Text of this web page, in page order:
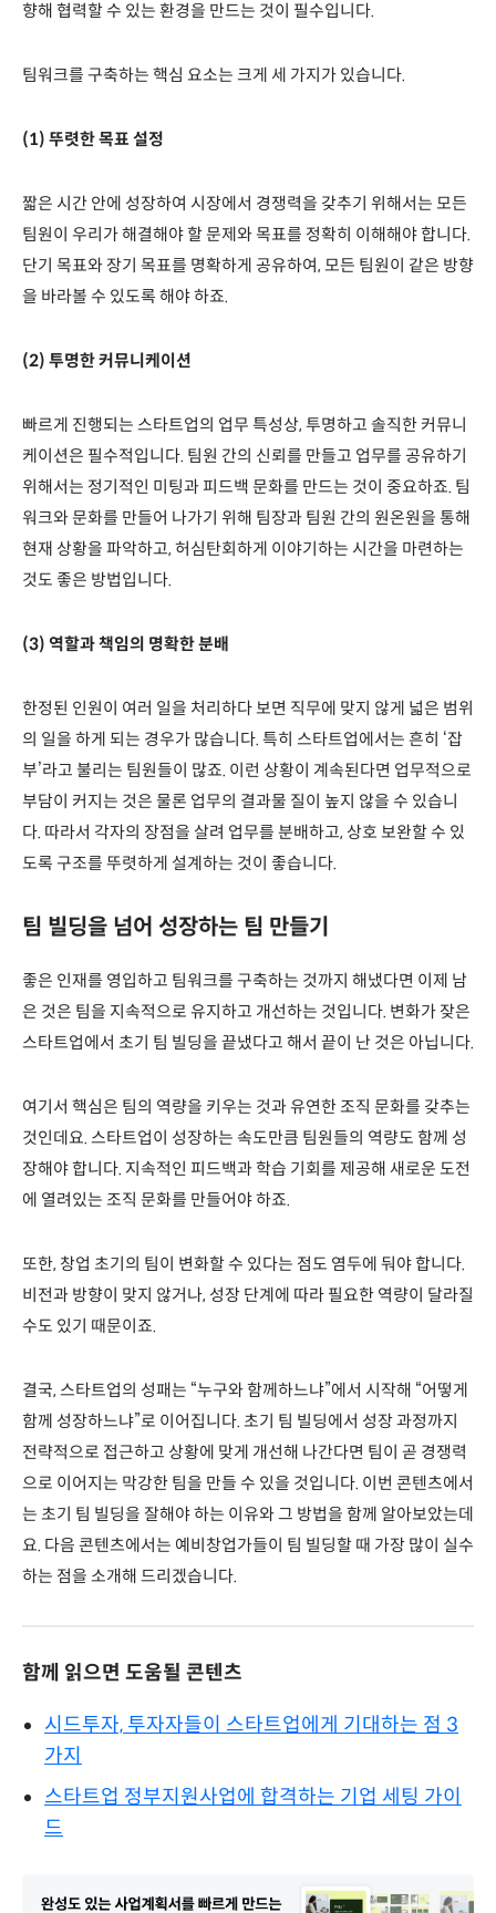
향해 협력할 수 있는 환경을 만드는 것이 필수입니다.
팀워크를 구축하는 핵심 요소는 크게 세 가지가 있습니다.
(1) 뚜렷한 목표 설정
짧은 시간 안에 성장하여 시장에서 경쟁력을 갖추기 위해서는 모든
팀원이 우리가 해결해야 할 문제와 목표를 정확히 이해해야 합니다.
단기 목표와 장기 목표를 명확하게 공유하여, 모든 팀원이 같은 방향
을 바라볼 수 있도록 해야 하죠.
(2) 투명한 커뮤니케이션
빠르게 진행되는 스타트업의 업무 특성상, 투명하고 솔직한 커뮤니
케이션은 필수적입니다. 팀원 간의 신뢰를 만들고 업무를 공유하기
위해서는 정기적인 미팅과 피드백 문화를 만드는 것이 중요하죠. 팀
워크와 문화를 만들어 나가기 위해 팀장과 팀원 간의 원온원을 통해
현재 상황을 파악하고, 허심탄회하게 이야기하는 시간을 마련하는
것도 좋은 방법입니다.
(3) 역할과 책임의 명확한 분배
한정된 인원이 여러 일을 처리하다 보면 직무에 맞지 않게 넓은 범위
의 일을 하게 되는 경우가 많습니다. 특히 스타트업에서는 흔히 ‘잡
부’라고 불리는 팀원들이 많죠. 이런 상황이 계속된다면 업무적으로
부담이 커지는 것은 물론 업무의 결과물 질이 높지 않을 수 있습니
다. 따라서 각자의 장점을 살려 업무를 분배하고, 상호 보완할 수 있
도록 구조를 뚜렷하게 설계하는 것이 좋습니다.
팀 빌딩을 넘어 성장하는 팀 만들기
좋은 인재를 영입하고 팀워크를 구축하는 것까지 해냈다면 이제 남
은 것은 팀을 지속적으로 유지하고 개선하는 것입니다. 변화가 잦은
스타트업에서 초기 팀 빌딩을 끝냈다고 해서 끝이 난 것은 아닙니다.
여기서 핵심은 팀의 역량을 키우는 것과 유연한 조직 문화를 갖추는
것인데요. 스타트업이 성장하는 속도만큼 팀원들의 역량도 함께 성
장해야 합니다. 지속적인 피드백과 학습 기회를 제공해 새로운 도전
에 열려있는 조직 문화를 만들어야 하죠.
또한, 창업 초기의 팀이 변화할 수 있다는 점도 염두에 둬야 합니다.
비전과 방향이 맞지 않거나, 성장 단계에 따라 필요한 역량이 달라질
수도 있기 때문이죠.
결국, 스타트업의 성패는 “누구와 함께하느냐”에서 시작해 “어떻게
함께 성장하느냐”로 이어집니다. 초기 팀 빌딩에서 성장 과정까지
전략적으로 접근하고 상황에 맞게 개선해 나간다면 팀이 곧 경쟁력
으로 이어지는 막강한 팀을 만들 수 있을 것입니다. 이번 콘텐츠에서
는 초기 팀 빌딩을 잘해야 하는 이유와 그 방법을 함께 알아보았는데
요. 다음 콘텐츠에서는 예비창업가들이 팀 빌딩할 때 가장 많이 실수
하는 점을 소개해 드리겠습니다.
함께 읽으면 도움될 콘텐츠
시드투자, 투자자들이 스타트업에게 기대하는 점 3
가지
스타트업 정부지원사업에 합격하는 기업 세팅 가이
드